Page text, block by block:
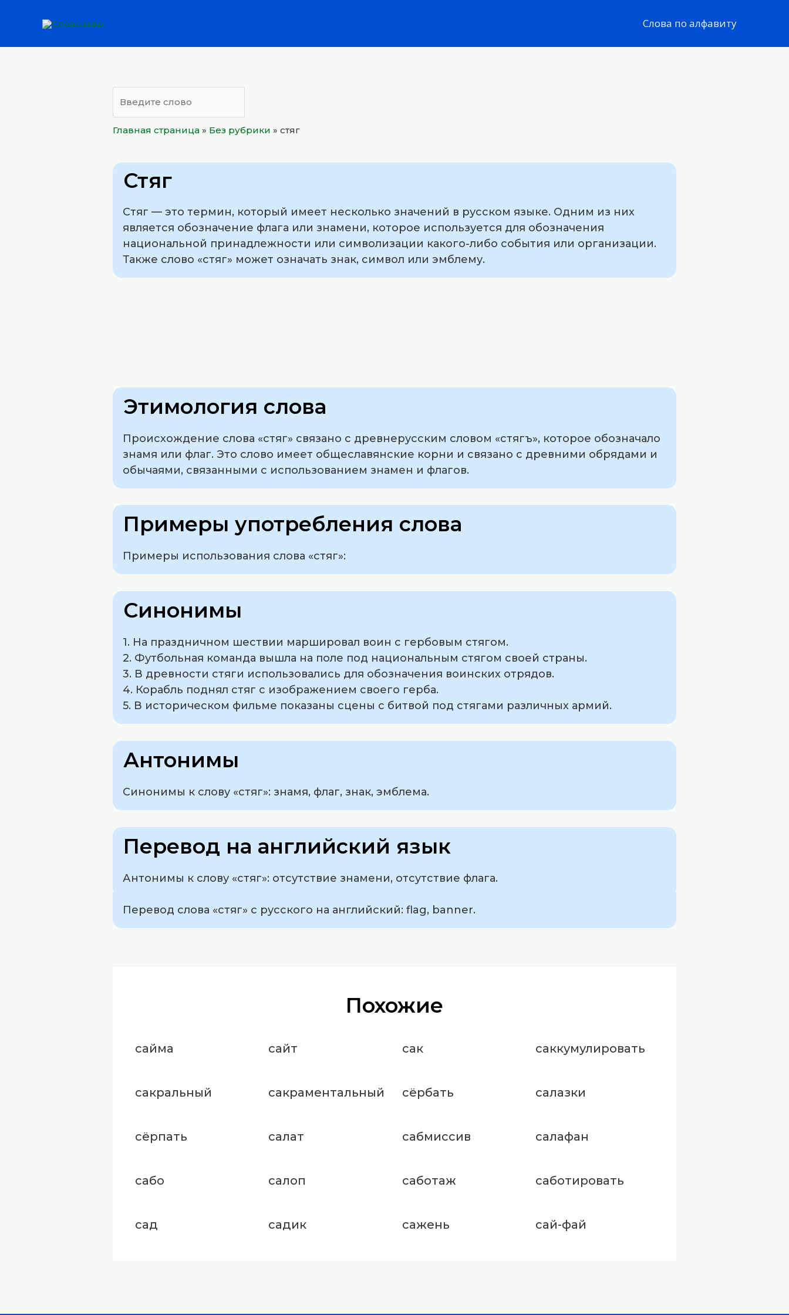
Слова по алфавиту
Главная страница » Без рубрики » стяг
Стяг
Стяг — это термин, который имеет несколько значений в русском языке. Одним из них
является обозначение флага или знамени, которое используется для обозначения
национальной принадлежности или символизации какого-либо события или организации.
Также слово «стяг» может означать знак, символ или эмблему.
Этимология слова
Происхождение слова «стяг» связано с древнерусским словом «стягъ», которое обозначало
знамя или флаг. Это слово имеет общеславянские корни и связано с древними обрядами и
обычаями, связанными с использованием знамен и флагов.
Примеры употребления слова
Примеры использования слова «стяг»:
Синонимы
1. На праздничном шествии маршировал воин с гербовым стягом.
2. Футбольная команда вышла на поле под национальным стягом своей страны.
3. В древности стяги использовались для обозначения воинских отрядов.
4. Корабль поднял стяг с изображением своего герба.
5. В историческом фильме показаны сцены с битвой под стягами различных армий.
Антонимы
Синонимы к слову «стяг»: знамя, флаг, знак, эмблема.
Перевод на английский язык
Антонимы к слову «стяг»: отсутствие знамени, отсутствие флага.
Перевод слова «стяг» с русского на английский: flag, banner.
Похожие
сайма сайт сак саккумулировать
сакральный сакраментальный сёрбать салазки
сёрпать салат сабмиссив салафан
сабо салоп саботаж саботировать
сад садик сажень сай-фай